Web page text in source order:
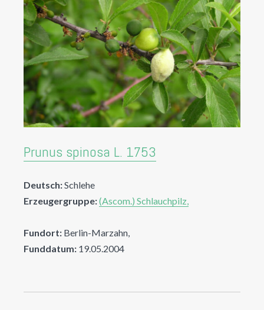
Prunus spinosa L. 1753
Deutsch:Schlehe
Erzeugergruppe:(Ascom.) Schlauchpilz,
Fundort: Berlin-Marzahn,
Funddatum: 19.05.2004